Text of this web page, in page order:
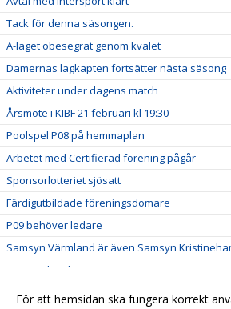
Tack för denna säsongen.
A-laget obesegrat genom kvalet
Damernas lagkapten fortsätter nästa säsong
Aktiviteter under dagens match
Årsmöte i KIBF 21 februari kl 19:30
Poolspel P08 på hemmaplan
Arbetet med Certifierad förening pågår
Sponsorlotteriet sjösatt
Färdigutbildade föreningsdomare
P09 behöver ledare
Samsyn Värmland är även Samsyn
Dina nätköp kan ge KIBF pengar
Ledaruppdrag till KIBF
För att hemsidan ska fungera korrekt